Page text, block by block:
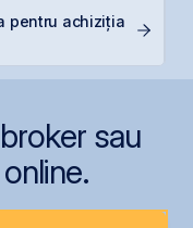
pentru achiziția
sau